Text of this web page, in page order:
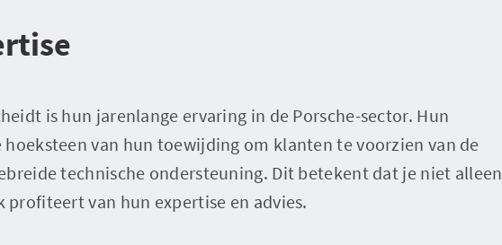
is hun jarenlange ervaring in de Porsche-sector. Hun
van hun toewijding om klanten te voorzien van de
technische ondersteuning. Dit betekent dat je niet alleen
van hun expertise en advies.